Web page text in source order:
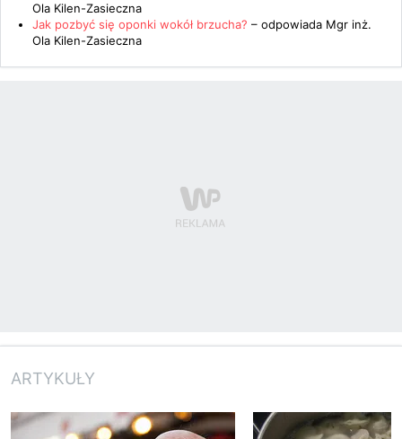
Ola Kilen-Zasieczna
Jak pozbyć się oponki wokół brzucha? – odpowiada Mgr inż.
Ola Kilen-Zasieczna
ARTYKUŁY